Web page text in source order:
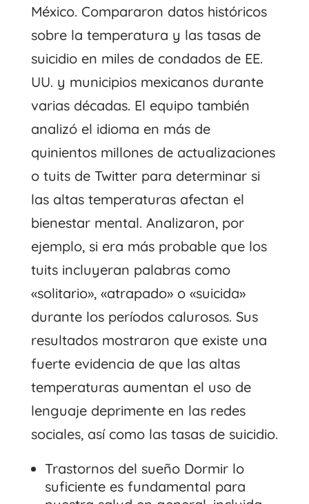
México. Compararon datos históricos
sobre la temperatura y las tasas de
suicidio en miles de condados de EE.
UU. y municipios mexicanos durante
varias décadas. El equipo también
analizó el idioma en más de
quinientos millones de actualizaciones
o tuits de Twitter para determinar si
las altas temperaturas afectan el
bienestar mental. Analizaron, por
ejemplo, si era más probable que los
tuits incluyeran palabras como
«solitario», «atrapado» o «suicida»
durante los períodos calurosos. Sus
resultados mostraron que existe una
fuerte evidencia de que las altas
temperaturas aumentan el uso de
lenguaje deprimente en las redes
sociales, así como las tasas de suicidio.
Trastornos del sueño Dormir lo
suficiente es fundamental para